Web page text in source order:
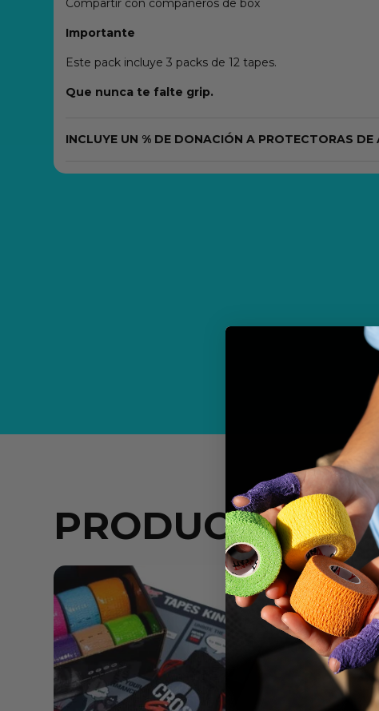
Compartir con compañeros de box
Importante
Este pack incluye 3 packs de 12 tapes.
Que nunca te falte grip.
INCLUYE UN % DE DONACIÓN A PROTECTORAS DE
PRODUCTOS